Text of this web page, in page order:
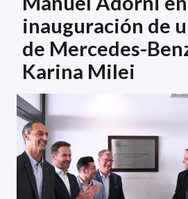
inauguración de
de Mercedes-
Karina Milei